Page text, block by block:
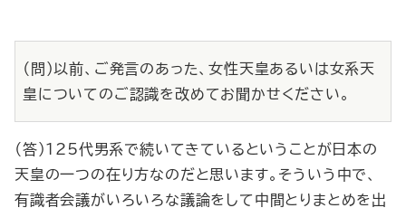
（問）以前、ご発言のあった、女性天皇あるいは女系天
皇についてのご認識を改めてお聞かせください。
（答）125代男系で続いてきているということが日本の
天皇の一つの在り方なのだと思います。そういう中で、
有識者会議がいろいろな議論をして中間とりまとめを出